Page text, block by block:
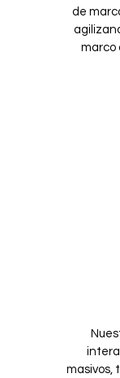
de
marco
masivos,